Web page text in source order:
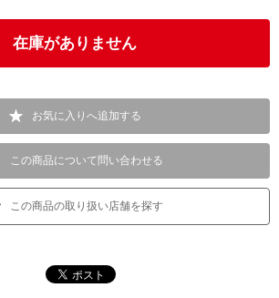
お気に入りへ追加する
この商品について問い合わせる
この商品の取り扱い店舗を探す